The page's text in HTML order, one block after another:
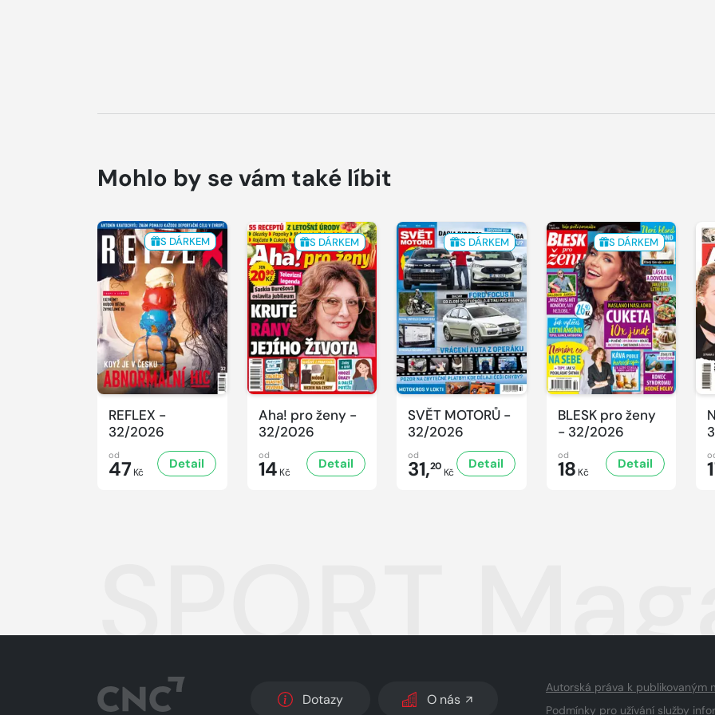
Mohlo by se vám také líbit
S DÁRKEM
REFLEX -
32/2026
od
47 Kč
Detail
S DÁRKEM
Aha! pro ženy -
32/2026
od
14 Kč
Detail
S DÁRKEM
SVĚT MOTORŮ -
32/2026
od
31,20 Kč
Detail
S DÁRKEM
BLESK pro ženy
- 32/2026
od
18 Kč
Detail
SPORT
Dotazy O nás
Autorská práva k publikovaným
Podmínky pro užívání služby